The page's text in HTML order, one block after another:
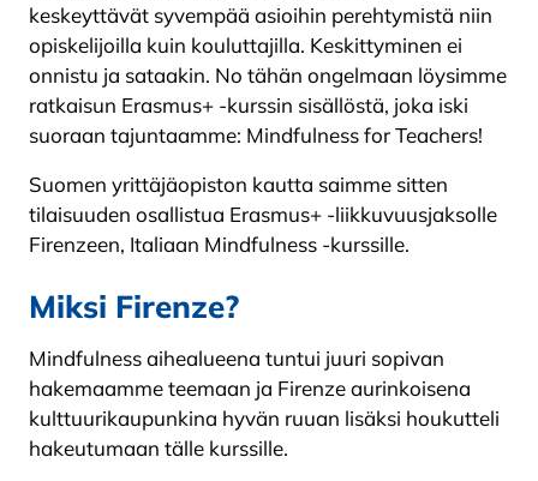
keskeyttävät syvempää asioihin perehtymistä niin
opiskelijoilla kuin kouluttajilla. Keskittyminen ei
onnistu ja sataakin. No tähän ongelmaan löysimme
ratkaisun Erasmus+ -kurssin sisällöstä, joka iski
suoraan tajuntaamme: Mindfulness for Teachers!
Suomen yrittäjäopiston kautta saimme sitten
tilaisuuden osallistua Erasmus+ -liikkuvuusjaksolle
Firenzeen, Italiaan Mindfulness -kurssille.
Miksi Firenze?
Mindfulness aihealueena tuntui juuri sopivan
hakemaamme teemaan ja Firenze aurinkoisena
kulttuurikaupunkina hyvän ruuan lisäksi houkutteli
hakeutumaan tälle kurssille.